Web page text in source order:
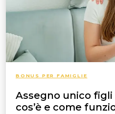
BONUS PER FAMIGLIE
Assegno unico
cos’è e come